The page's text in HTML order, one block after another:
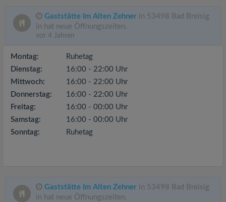
Gaststätte Im Alten Zehner in 53498 Bad Breisig
in hat neue Öffnungszeiten.
vor 4 Jahren
Montag:
Ruhetag
Dienstag:
16:00 - 22:00 Uhr
Mittwoch:
16:00 - 22:00 Uhr
Donnerstag:
16:00 - 22:00 Uhr
Freitag:
16:00 - 00:00 Uhr
Samstag:
16:00 - 00:00 Uhr
Sonntag:
Ruhetag
Gaststätte Im Alten Zehner in 53498 Bad Breisig
in hat neue Öffnungszeiten.